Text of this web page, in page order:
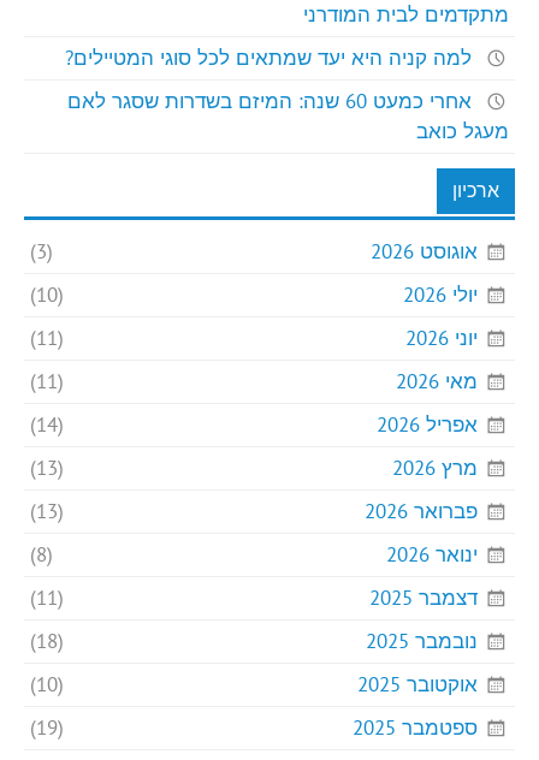
מתקדמים לבית המודרני
למה קניה היא יעד שמתאים לכל סוגי המטיילים?
אחרי כמעט 60 שנה: המיזם בשדרות שסגר לאם
מעגל כואב
ארכיון
אוגוסט 2026
יולי 2026
יוני 2026
מאי 2026
אפריל 2026
מרץ 2026
פברואר 2026
ינואר 2026
דצמבר 2025
נובמבר 2025
אוקטובר 2025
ספטמבר 2025